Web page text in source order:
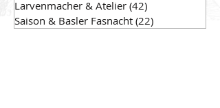
Larvenmacher & Atelier (42)
Saison & Basler Fasnacht (22)